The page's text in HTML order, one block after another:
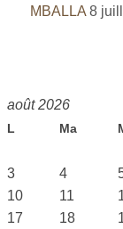
MBALLA 8
août 2026
L Ma
3
4
10
11
17
18